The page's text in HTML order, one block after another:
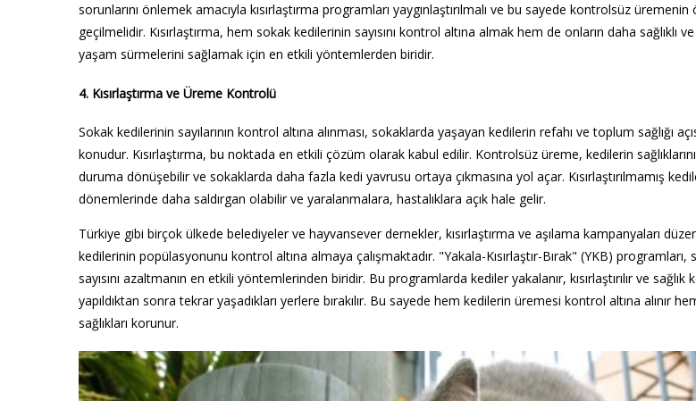
sorunlarını önlemek amacıyla kısırlaştırma programları yaygınlaştırılmalı ve bu sayede kontrolsüz üremenin
geçilmelidir. Kısırlaştırma, hem sokak kedilerinin sayısını kontrol altına almak hem de onların daha sağlıklı
yaşam sürmelerini sağlamak için en etkili yöntemlerden biridir.
4. Kısırlaştırma ve Üreme Kontrolü
Sokak kedilerinin sayılarının kontrol altına alınması, sokaklarda yaşayan kedilerin refahı ve toplum sağlığı
konudur. Kısırlaştırma, bu noktada en etkili çözüm olarak kabul edilir. Kontrolsüz üreme, kedilerin
duruma dönüşebilir ve sokaklarda daha fazla kedi yavrusu ortaya çıkmasına yol açar. Kısırlaştırılmamış
dönemlerinde daha saldırgan olabilir ve yaralanmalara, hastalıklara açık hale gelir.
Türkiye gibi birçok ülkede belediyeler ve hayvansever dernekler, kısırlaştırma ve aşılama kampanyaları
kedilerinin popülasyonunu kontrol altına almaya çalışmaktadır. "Yakala-Kısırlaştır-Bırak" (YKB) programları,
sayısını azaltmanın en etkili yöntemlerinden biridir. Bu programlarda kediler yakalanır, kısırlaştırılır ve sağlık
yapıldıktan sonra tekrar yaşadıkları yerlere bırakılır. Bu sayede hem kedilerin üremesi kontrol altına alınır
sağlıkları korunur.